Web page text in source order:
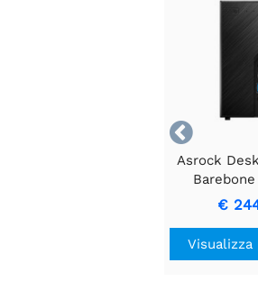

Asrock
memoria
€
Visualizza